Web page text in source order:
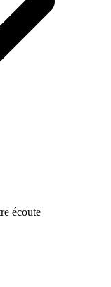
écoute